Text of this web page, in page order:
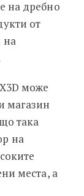
на дребно
от
на
може
магазин
така
на
места, а